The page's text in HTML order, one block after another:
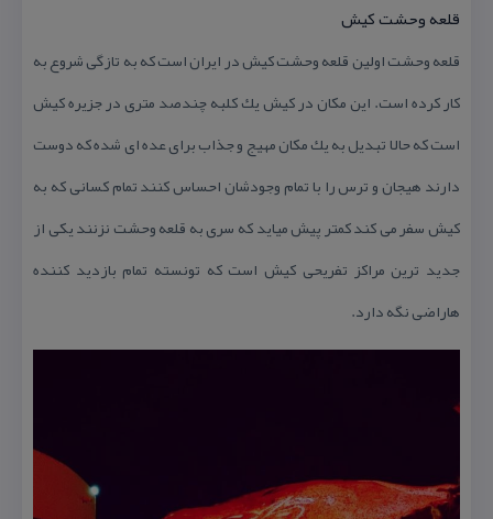
قلعه وحشت كیش
قلعه وحشت اولین قلعه وحشت كیش در ایران است كه به تازگی شروع به
كار كرده است. این مكان در كیش یك كلبه چندصد متری در جزیره كیش
است كه حالا تبدیل به یك مكان مهیج و جذاب برای عده ای شده كه دوست
دارند هیجان و ترس را با تمام وجودشان احساس كنند تمام كسانی كه به
كیش سفر می كند كمتر پیش میاید كه سری به قلعه وحشت نزنند یكی از
جدید ترین مراكز تفریحی كیش است كه تونسته تمام بازدید كننده
هاراضی نگه دارد.